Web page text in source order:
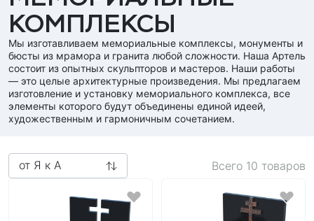
Строительная продукция
Облицовочная плитка
Плиты мощения
Брусчатка
Бордюры
Мемориальные комплексы
Памятники
Стандартные
Горизонтальные
Эксклюзив
Контакты
Доставка и оплата
КОМПЛЕКСЫ
Мы изготавливаем мемориальные комплексы, монументы и
бюсты из мрамора и гранита любой сложности. Наша Артель
состоит из опытных скульпторов и мастеров. Наши работы
— это целые архитектурные произведения. Мы предлагаем
изготовление и установку мемориального комплекса, все
элементы которого будут объединены единой идеей,
художественным и гармоничным сочетанием.
от Я к А Всего 10 товаров